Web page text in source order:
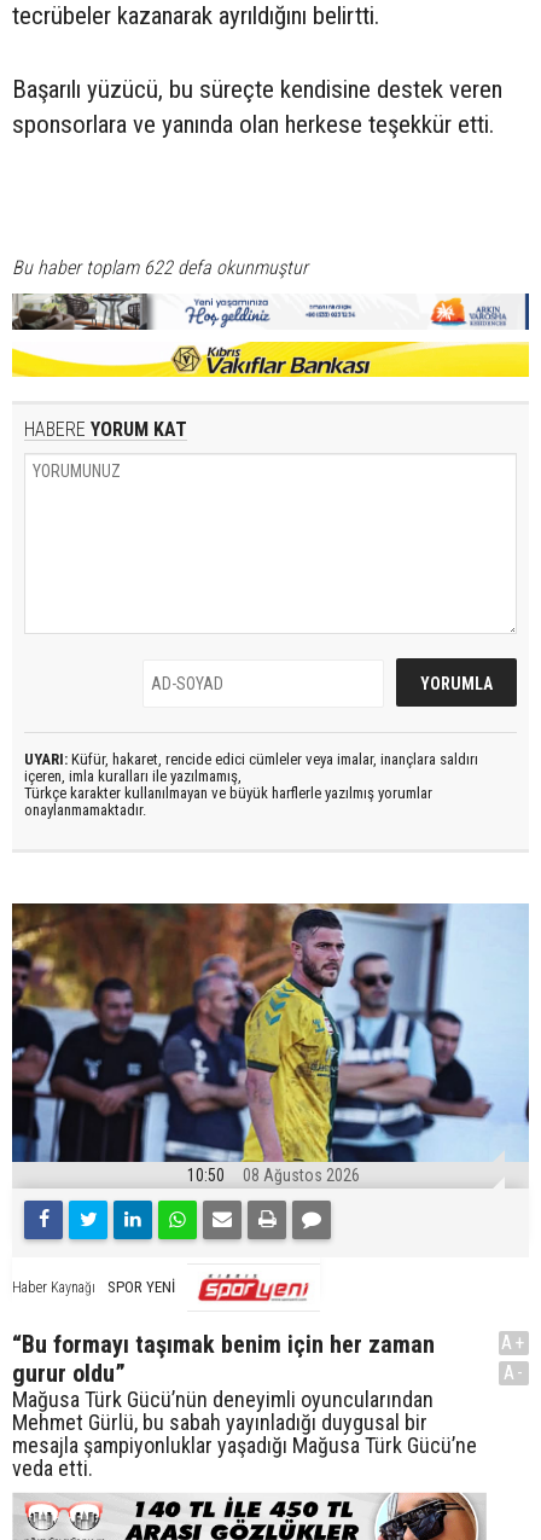
tecrübeler kazanarak ayrıldığını belirtti.
Başarılı yüzücü, bu süreçte kendisine destek veren
sponsorlara ve yanında olan herkese teşekkür etti.
Bu haber toplam 622 defa okunmuştur
HABERE YORUM KAT
UYARI: Küfür, hakaret, rencide edici cümleler veya imalar, inançlara saldırı
içeren, imla kuralları ile yazılmamış,
Türkçe karakter kullanılmayan ve büyük harflerle yazılmış yorumlar
onaylanmamaktadır.
10:50 08 Ağustos 2026
Haber Kaynağı SPOR YENİ
“Bu formayı taşımak benim için her zaman
gurur oldu”
Mağusa Türk Gücü’nün deneyimli oyuncularından
Mehmet Gürlü, bu sabah yayınladığı duygusal bir
mesajla şampiyonluklar yaşadığı Mağusa Türk Gücü’ne
veda etti.
A+
A-